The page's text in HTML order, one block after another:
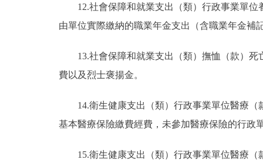
12.社會保障和就業支出（類）行政事業單
由單位實際繳納的職業年金支出（含職業年金補
13.社會保障和就業支出（類）撫恤（款）
費以及烈士褒揚金。
14.衛生健康支出（類）行政事業單位醫療
基本醫療保險繳費經費，未參加醫療保險的行政
15.衛生健康支出（類）行政事業單位醫療